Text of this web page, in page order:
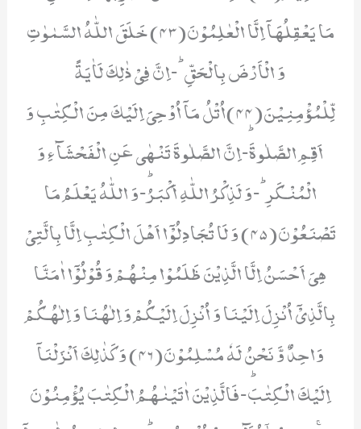
مَا یَعْقِلُهَاۤ اِلَّا الْعٰلِمُوْنَ(43) خَلَقَ اللّٰهُ السَّمٰوٰتِ
وَ الْاَرْضَ بِالْحَقِّؕ-اِنَّ فِیْ ذٰلِكَ لَاٰیَةً
لِّلْمُؤْمِنِیْنَ(44)اُتْلُ مَاۤ اُوْحِیَ اِلَیْكَ مِنَ الْكِتٰبِ وَ
اَقِمِ الصَّلٰوةَؕ-اِنَّ الصَّلٰوةَ تَنْهٰى عَنِ الْفَحْشَآءِ وَ
الْمُنْكَرِؕ-وَ لَذِكْرُ اللّٰهِ اَكْبَرُؕ-وَ اللّٰهُ یَعْلَمُ مَا
تَصْنَعُوْنَ(45) وَ لَا تُجَادِلُوْۤا اَهْلَ الْكِتٰبِ اِلَّا بِالَّتِیْ
هِیَ اَحْسَنُ اِلَّا الَّذِیْنَ ظَلَمُوْا مِنْهُمْ وَ قُوْلُوْۤا اٰمَنَّا
بِالَّذِیْۤ اُنْزِلَ اِلَیْنَا وَ اُنْزِلَ اِلَیْكُمْ وَ اِلٰهُنَا وَ اِلٰهُكُمْ
وَاحِدٌ وَّ نَحْنُ لَهٗ مُسْلِمُوْنَ(46) وَ كَذٰلِكَ اَنْزَلْنَاۤ
اِلَیْكَ الْكِتٰبَؕ-فَالَّذِیْنَ اٰتَیْنٰهُمُ الْكِتٰبَ یُؤْمِنُوْنَ